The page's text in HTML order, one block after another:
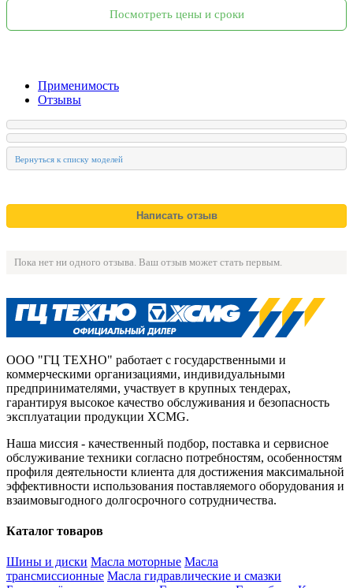
Посмотреть цены и сроки
Применимость
Отзывы
Пока нет ни одного отзыва. Ваш отзыв может стать первым.
ООО "ГЦ ТЕХНО" работает с государственными и
коммерческими организациями, индивидуальными
предпринимателями, участвует в крупных тендерах,
гарантируя высокое качество обслуживания и безопасность
эксплуатации продукции XCMG.
Наша миссия - качественный подбор, поставка и сервисное
обслуживание техники согласно потребностям, особенностям
профиля деятельности клиента для достижения максимальной
эффективности использования поставляемого оборудования и
взаимовыгодного долгосрочного сотрудничества.
Каталог товаров
Шины и диски Масла моторные Масла
трансмиссионные Масла гидравлические и смазки